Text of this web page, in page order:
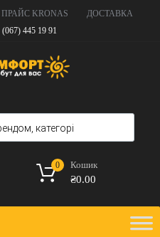
ПРАЙС KRONAS
ДОСТАВКА
(067) 445 19 91
Кошик
₴0.00
0